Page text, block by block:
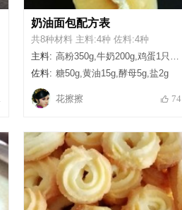
奶油面包配方表
共8种材料 主料:4种 佐料:4种
主料: 高粉350g,牛奶200g,鸡蛋1只,淡奶油100g
佐料: 糖50g,黄油15g,酵母5g,盐2g
花擦擦 74